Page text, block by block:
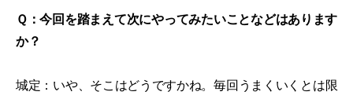
Ｑ：今回を踏まえて次にやってみたいことなどはあります
か？
城定：いや、そこはどうですかね。毎回うまくいくとは限